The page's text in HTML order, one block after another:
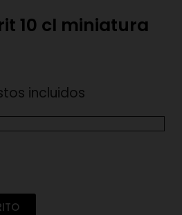
10 cl miniatura
incluidos